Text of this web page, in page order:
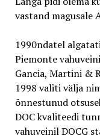
vastand magusale
1990ndatel
Piemonte
Gancia, Martini &
1998 valiti välja
õnnestunud
DOC kvaliteedi
vahuveinil DOCG